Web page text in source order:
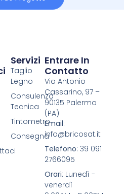
Servizi
Taglio
Legno
Consulenza
Tecnica
Tintometro
Consegna
Entrare In
Contatto
Via Antonio
Cassarino, 97 –
90135 Palermo
(PA)
Email:
info@bricosat.it
Telefono: 39 091
2766095
Orari: Lunedì -
venerdì